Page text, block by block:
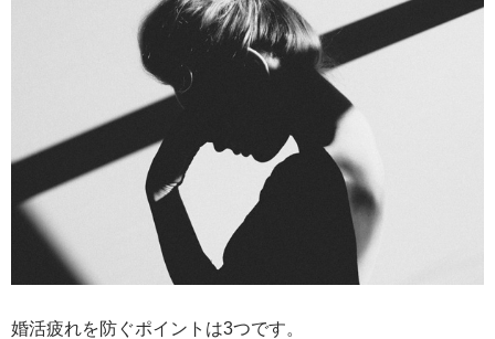
婚活疲れを防ぐポイントは3つです。